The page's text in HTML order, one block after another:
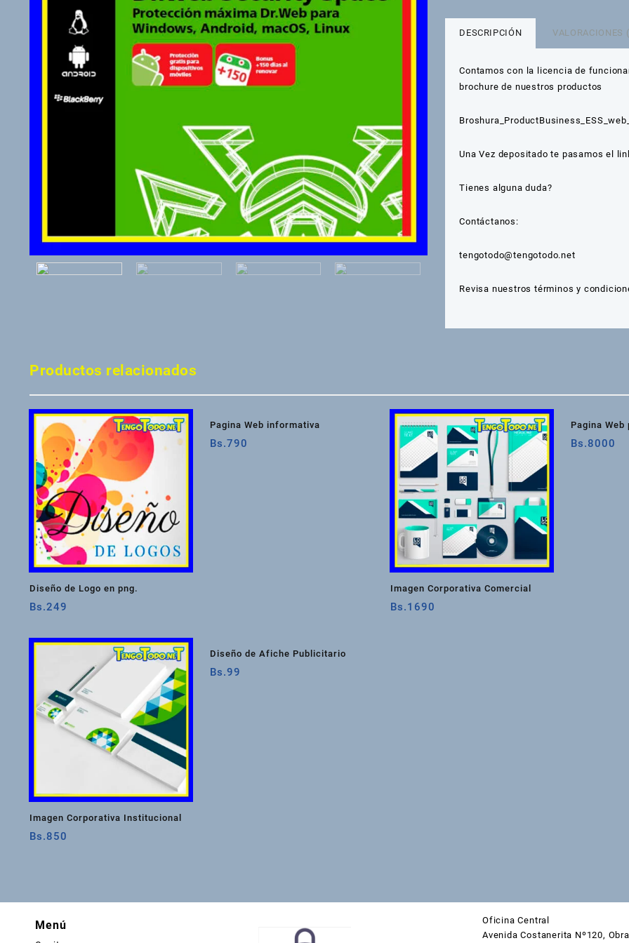
Web
cantidad
DESCRIPCIÓN VALORACIONES
Contamos con la licencia de
brochure de nuestros productos
Una Vez depositado te pasamos el
Tienes alguna duda?
Contáctanos:
tengotodo@tengotodo.net
Revisa nuestros términos y
Productos relacionados
Diseño de Logo en png.
Bs.249
Pagina Web informativa
Bs.790
Imagen Corporativa Comercial
Bs.1690
Pagina Web
Bs.8000
Imagen Corporativa Institucional
Bs.850
Diseño de Afiche Publicitario
Bs.99
Menú
Oficina Central
Avenida Costanerita Nº120,